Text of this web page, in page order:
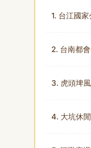
1. 台江國
2. 台南都
3. 虎頭埤
4. 大坑休